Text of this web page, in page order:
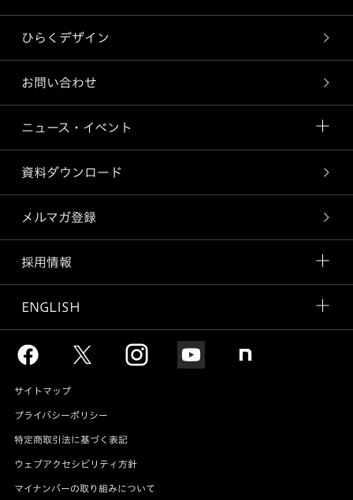
ひらくデザイン
お問い合わせ
ニュース・イベント
資料ダウンロード
メルマガ登録
採用情報
ENGLISH
サイトマップ
プライバシーポリシー
特定商取引法に基づく表記
ウェブアクセシビリティ方針
マイナンバーの取り組みについて